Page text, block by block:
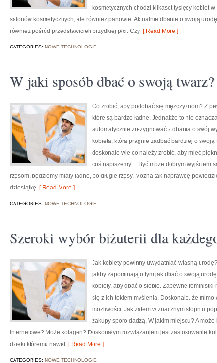
kosmetycznych chodzi kilkaset tysięcy kobiet
salonów kosmetycznych, ale również panowie. Aktualnie dbanie o swoją
również pośród przedstawicieli brzydkiej płci. Czy [ Read More ]
CATEGORIES: NOWE TECHNOLOGIE
W jaki sposób dbać o swoją twarz?
Co zrobić, aby podobać się mężczyznom? Z
które są bardzo ładne. Jednakże to nie
automatycznie zrezygnować z dbania o swój
kobieta, która pragnie zadbać bardziej o
doskonale wie co należy zrobić, aby mieć
coś napiszemy… Być może dobrym wyjściem
rzęsom, będziemy miały ładne, bo długie rzęsy. Można tak naprawdę
dziesiątkę [ Read More ]
CATEGORIES: NOWE TECHNOLOGIE
Szeroki wybór biżuterii dla
Jak kobiety powinny uwydatniać własną
jakby zapominają o tym jak dbać o swoją
kobiety, aby dbać o siebie. Zapewne
się z ich tokiem myślenia. Doskonale, że
możliwości. Jak zatem w znacznym stopniu
zakupy sporo dadzą. W jakim miejscu? A
internetowe? Może kolagen? Doskonałym rozwiązaniem jest zastosowanie
dzięki któremu nawet[ Read More ]
CATEGORIES: NOWE TECHNOLOGIE